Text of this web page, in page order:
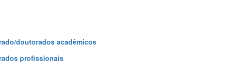
doutorados acadêmicos
profissionais